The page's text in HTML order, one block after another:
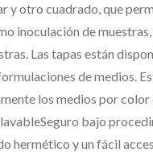
y otro cuadrado, que
inoculación de
Las tapas están
de medios.
los medios por
bajo
hermético y un fácil